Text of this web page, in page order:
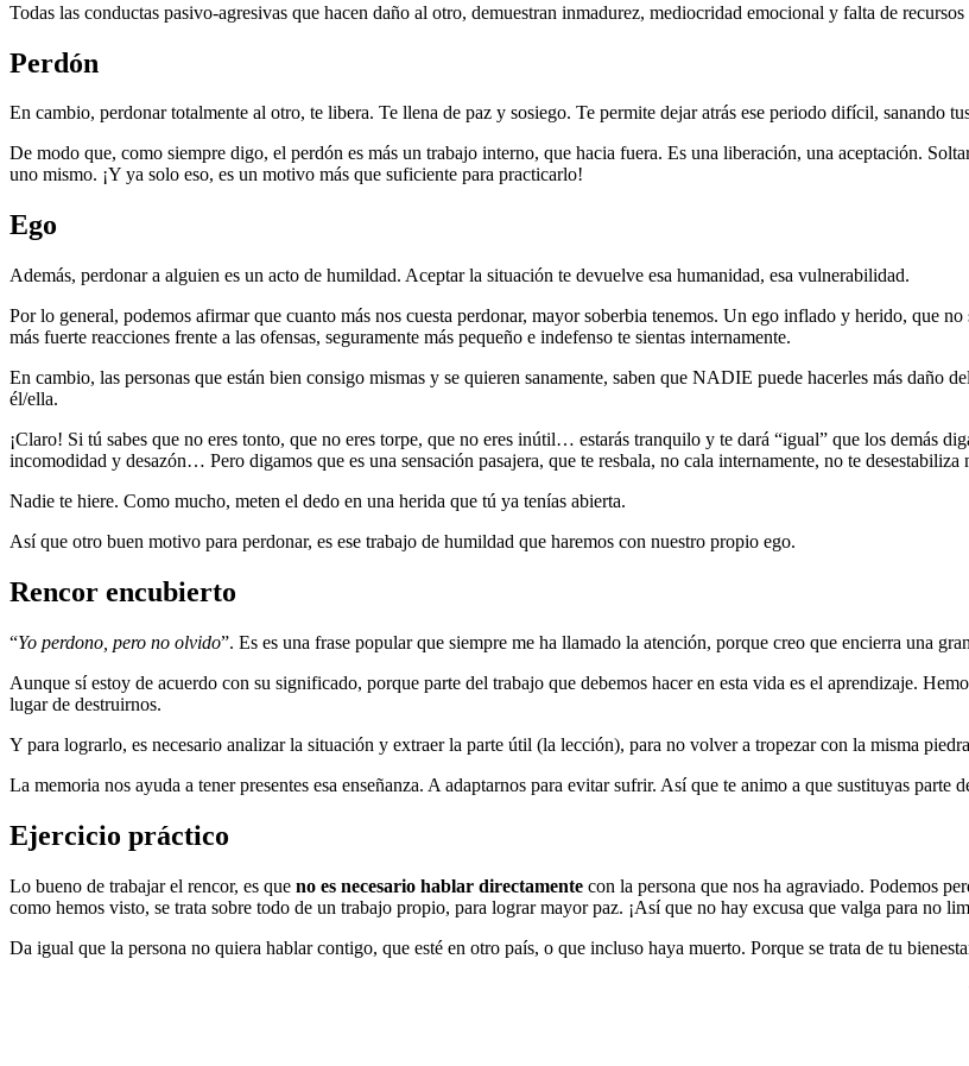
Todas las conductas pasivo-agresivas que hacen daño al otro, demuestran inmadurez, mediocridad emocional y falta de
Perdón
En cambio, perdonar totalmente al otro, te libera. Te llena de paz y sosiego. Te permite dejar atrás ese periodo difícil, sanando
De modo que, como siempre digo, el perdón es más un trabajo interno, que hacia fuera. Es una liberación, una aceptación.
uno mismo. ¡Y ya solo eso, es un motivo más que suficiente para practicarlo!
Ego
Además, perdonar a alguien es un acto de humildad. Aceptar la situación te devuelve esa humanidad, esa vulnerabilidad.
Por lo general, podemos afirmar que cuanto más nos cuesta perdonar, mayor soberbia tenemos. Un ego inflado y herido, que
más fuerte reacciones frente a las ofensas, seguramente más pequeño e indefenso te sientas internamente.
En cambio, las personas que están bien consigo mismas y se quieren sanamente, saben que NADIE puede hacerles más daño
él/ella.
¡Claro! Si tú sabes que no eres tonto, que no eres torpe, que no eres inútil… estarás tranquilo y te dará “igual” que los demás
incomodidad y desazón… Pero digamos que es una sensación pasajera, que te resbala, no cala internamente, no te
Nadie te hiere. Como mucho, meten el dedo en una herida que tú ya tenías abierta.
Así que otro buen motivo para perdonar, es ese trabajo de humildad que haremos con nuestro propio ego.
Rencor encubierto
“Yo perdono, pero no olvido”. Es es una frase popular que siempre me ha llamado la atención, porque creo que encierra una
Aunque sí estoy de acuerdo con su significado, porque parte del trabajo que debemos hacer en esta vida es el aprendizaje.
lugar de destruirnos.
Y para lograrlo, es necesario analizar la situación y extraer la parte útil (la lección), para no volver a tropezar con la misma
La memoria nos ayuda a tener presentes esa enseñanza. A adaptarnos para evitar sufrir. Así que te animo a que sustituyas parte
Ejercicio práctico
Lo bueno de trabajar el rencor, es que no es necesario hablar directamente con la persona que nos ha agraviado. Podemos
como hemos visto, se trata sobre todo de un trabajo propio, para lograr mayor paz. ¡Así que no hay excusa que valga para no
Da igual que la persona no quiera hablar contigo, que esté en otro país, o que incluso haya muerto. Porque se trata de tu